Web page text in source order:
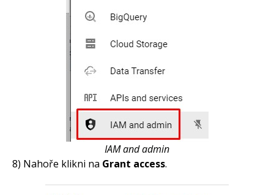
IAM and admin
8) Nahoře klikni na Grant access.